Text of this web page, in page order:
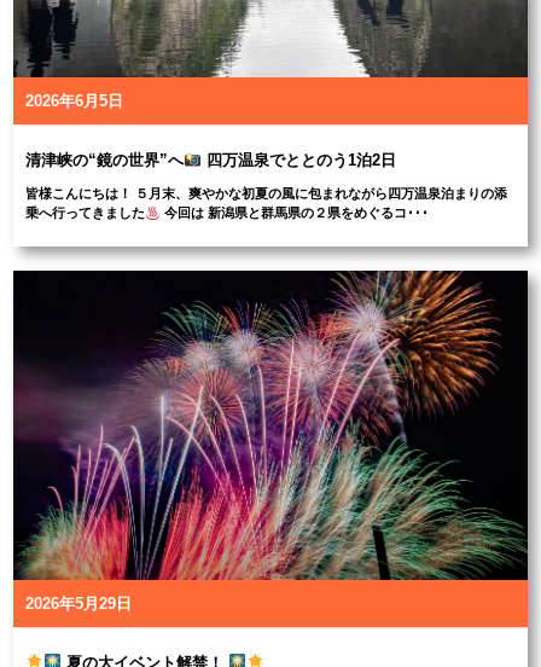
2026年6月5日
清津峡の“鏡の世界”へ 四万温泉でととのう1泊2日
皆様こんにちは！ ５月末、爽やかな初夏の風に包まれながら四万温泉泊まりの添
乗へ行ってきました
今回は 新潟県と群馬県の２県をめぐるコ･･･
2026年5月29日
夏の大イベント解禁！